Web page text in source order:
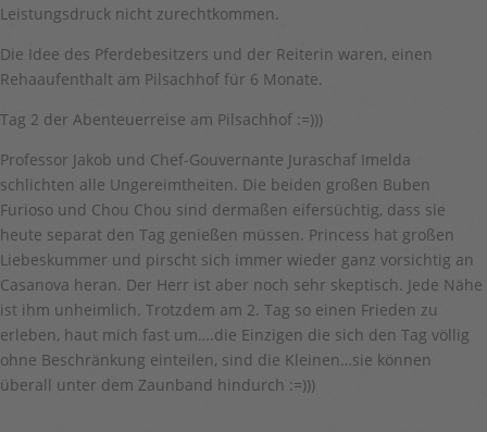
Leistungsdruck nicht zurechtkommen.
Die Idee des Pferdebesitzers und der Reiterin waren, einen
Rehaaufenthalt am Pilsachhof für 6 Monate.
Tag 2 der Abenteuerreise am Pilsachhof :=)))
Professor Jakob und Chef-Gouvernante Juraschaf Imelda
schlichten alle Ungereimtheiten. Die beiden großen Buben
Furioso und Chou Chou sind dermaßen eifersüchtig, dass sie
heute separat den Tag genießen müssen. Princess hat großen
Liebeskummer und pirscht sich immer wieder ganz vorsichtig an
Casanova heran. Der Herr ist aber noch sehr skeptisch. Jede Nähe
ist ihm unheimlich. Trotzdem am 2. Tag so einen Frieden zu
erleben, haut mich fast um….die Einzigen die sich den Tag völlig
ohne Beschränkung einteilen, sind die Kleinen…sie können
überall unter dem Zaunband hindurch :=)))